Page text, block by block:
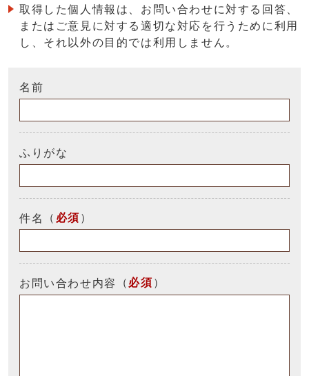
取得した個人情報は、お問い合わせに対する回答、
またはご意見に対する適切な対応を行うために利用
し、それ以外の目的では利用しません。
名前
ふりがな
件名 （ 必須 ）
お問い合わせ内容 （ 必須 ）